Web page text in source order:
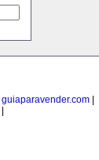
guiaparavender.com|